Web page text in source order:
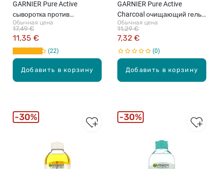
Добавить в корзину
GARNIER Pure Active
сыворотка против
несовершенств кожи с 4%
ниацинамида + AHA + BHA,
Обычная цена
11,35 €
17,49 €
22
Добавить в корзину
GARNIER Pure Active
Charcoal очищающий гель
для лица с углем, 250мл
Обычная цена
7,32 €
11,29 €
0
30% 30%